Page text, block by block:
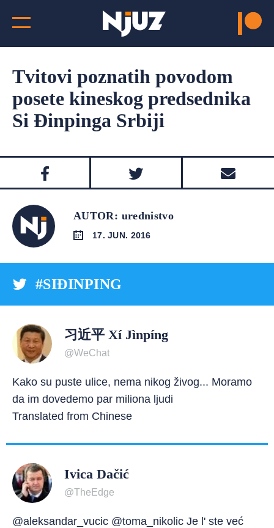
Tvitovi poznatih povodom
posete kineskog predsednika
Si Đinpinga Srbiji
AUTOR: urednistvo
17. JUN. 2016
#SIĐINPING
习近平 Xí Jìnpíng
@WeChat
Kako su puste ulice, nema nikog živog... Moramo
da im dovedemo par miliona ljudi
Translated from Chinese
Ivica Dačić
@TheEdge
@aleksandar_vucic @toma_nikolic Je l' ste već